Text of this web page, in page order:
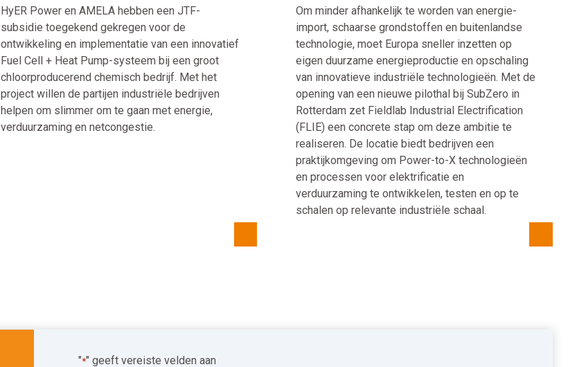
HyER Power en AMELA hebben een JTF-
subsidie toegekend gekregen voor de
ontwikkeling en implementatie van een innovatief
Fuel Cell + Heat Pump-systeem bij een groot
chloorproducerend chemisch bedrijf. Met het
project willen de partijen industriële bedrijven
helpen om slimmer om te gaan met energie,
verduurzaming en netcongestie.
Om minder afhankelijk te worden van energie-
import, schaarse grondstoffen en buitenlandse
technologie, moet Europa sneller inzetten op
eigen duurzame energieproductie en opschaling
van innovatieve industriële technologieën. Met de
opening van een nieuwe pilothal bij SubZero in
Rotterdam zet Fieldlab Industrial Electrification
(FLIE) een concrete stap om deze ambitie te
realiseren. De locatie biedt bedrijven een
praktijkomgeving om Power-to-X technologieën
en processen voor elektrificatie en
verduurzaming te ontwikkelen, testen en op te
schalen op relevante industriële schaal.
"*" geeft vereiste velden aan